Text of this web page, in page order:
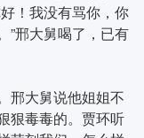
！我没有骂你，你
”邢大舅喝了，已有
大舅说他姐姐不
狠毒毒的。贾环听